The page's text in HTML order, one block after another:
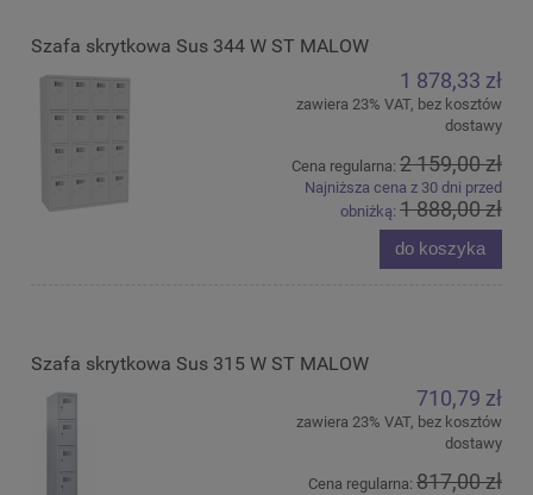
Szafa skrytkowa Sus 344 W ST MALOW
1 878,33 zł
zawiera 23% VAT, bez kosztów
dostawy
Cena regularna: 2 159,00 zł
Najniższa cena z 30 dni przed
obniżką: 1 888,00 zł
do koszyka
Szafa skrytkowa Sus 315 W ST MALOW
710,79 zł
zawiera 23% VAT, bez kosztów
dostawy
Cena regularna: 817,00 zł